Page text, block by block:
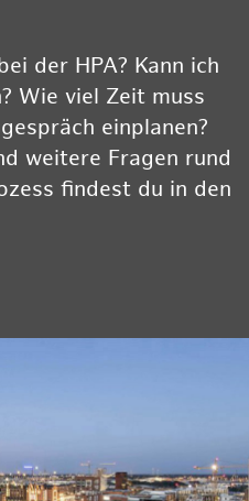
der HPA? Kann ich
Wie viel Zeit muss
einplanen?
weitere Fragen rund
findest du in den